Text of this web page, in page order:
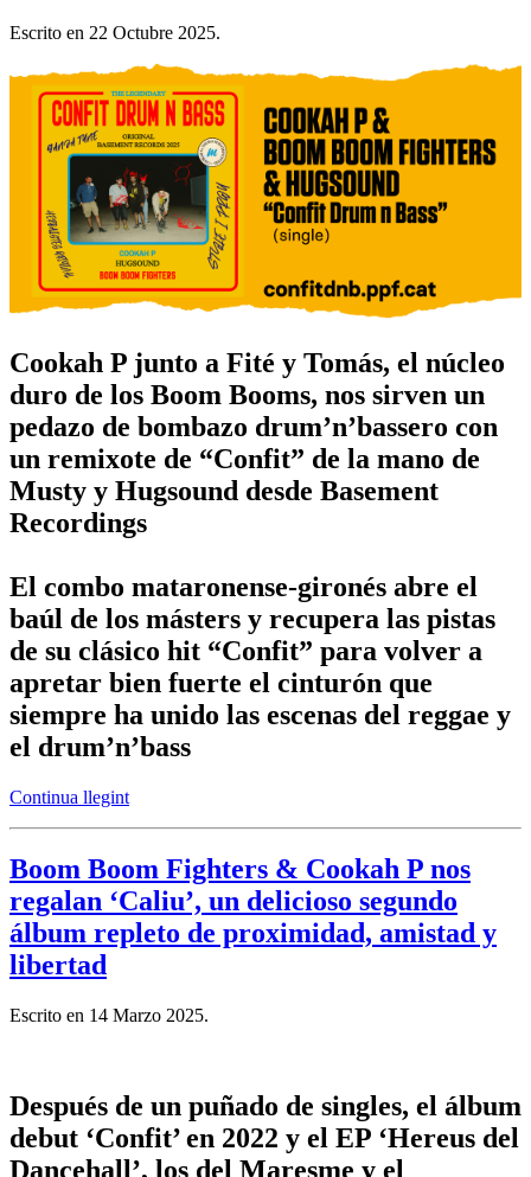
Escrito en 22 Octubre 2025.
Cookah P junto a Fité y Tomás, el núcleo
duro de los Boom Booms, nos sirven un
pedazo de bombazo drum’n’bassero con
un remixote de “Confit” de la mano de
Musty y Hugsound desde Basement
Recordings
El combo mataronense-gironés abre el
baúl de los másters y recupera las pistas
de su clásico hit “Confit” para volver a
apretar bien fuerte el cinturón que
siempre ha unido las escenas del reggae y
el drum’n’bass
Continua llegint
Boom Boom Fighters & Cookah P nos
regalan ‘Caliu’, un delicioso segundo
álbum repleto de proximidad, amistad y
libertad
Escrito en 14 Marzo 2025.
Después de un puñado de singles, el álbum
debut ‘Confit’ en 2022 y el EP ‘Hereus del
Dancehall’, los del Maresme y el